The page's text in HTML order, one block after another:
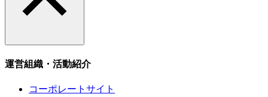
運営組織・活動紹介
コーポレートサイト